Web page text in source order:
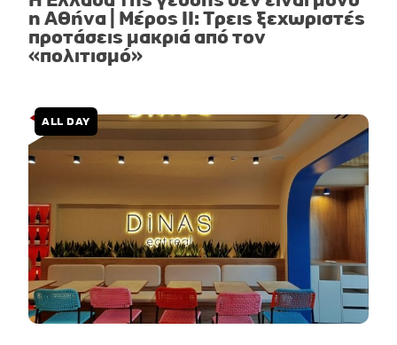
η Αθήνα | Μέρος II: Τρεις ξεχωριστές
προτάσεις μακριά από τον
«πολιτισμό»
ALL DAY